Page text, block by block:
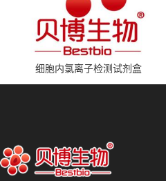
细胞内氯离子检测试剂盒